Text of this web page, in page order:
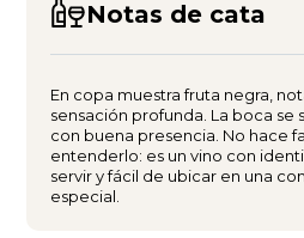
Notas de cata
En copa muestra fruta negra,
sensación profunda. La boca se
con buena presencia. No hace
entenderlo: es un vino con
servir y fácil de ubicar en una
especial.